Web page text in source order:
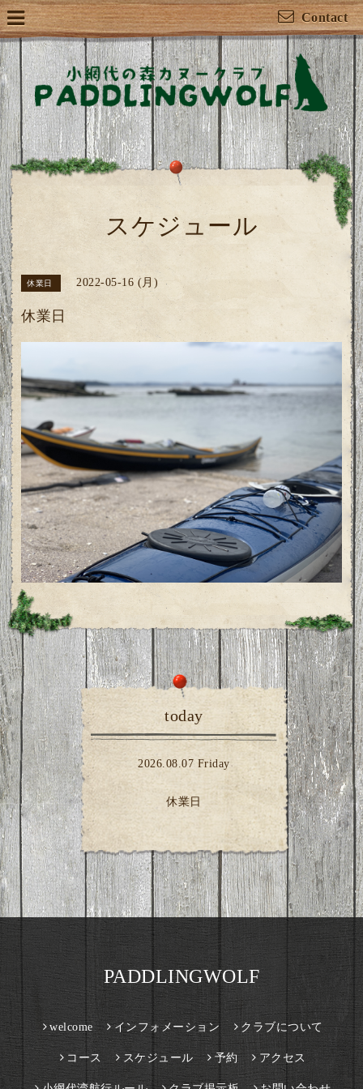
Contact
スケジュール
休業日 2022-05-16 (月)
休業日
today
2026.08.07 Friday
休業日
PADDLINGWOLF
welcome インフォメーション クラブについて
コース スケジュール 予約 アクセス